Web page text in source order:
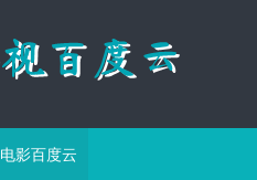
电影百度云